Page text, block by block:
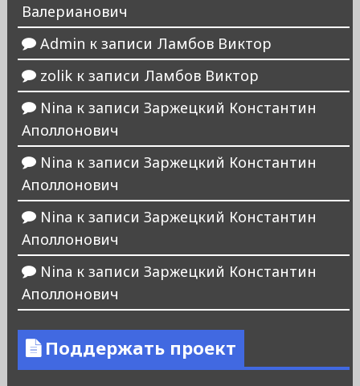
Валерианович
Admin к записи Ламбов Виктор
zolikк записи Ламбов Виктор
Nina к записи Заржецкий Константин
Аполлонович
Nina к записи Заржецкий Константин
Аполлонович
Nina к записи Заржецкий Константин
Аполлонович
Nina к записи Заржецкий Константин
Аполлонович
Поддержать проект